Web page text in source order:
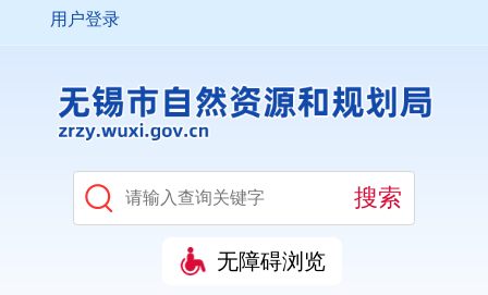
用户登录
无障碍浏览